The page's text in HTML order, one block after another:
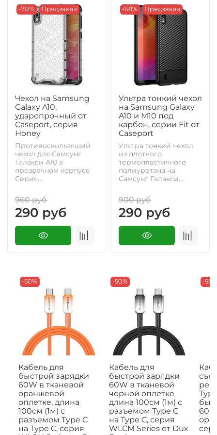
-70% Предзаказ
Чехол на Samsung
Galaxy A10,
ударопрочный от
Caseport, серия
Honey
Противоскользящий
чехол для Самсунг
Галакси А10 в
прозрачном корпусе
Серия...
960 руб
290 руб
-68% Предзаказ
Ультра тонкий чехол
на Samsung Galaxy
A10 и M10 под
карбон, серии Fit от
Caseport
Ультра тонкий чехол
из плотного
термопластичного
полиуретана на
Самсунг Галакси...
900 руб
290 руб
-50%
Кабель для
быстрой зарядки
60W в тканевой
оранжевой
оплетке, длина
100см (1м) с
разъемом Type C
на Type C, серия
-50%
Кабель для
быстрой зарядки
60W в тканевой
черной оплетке
длина 100см (1м) с
разъемом Type C
на Type C, серия
WLCM Series от Dux
-